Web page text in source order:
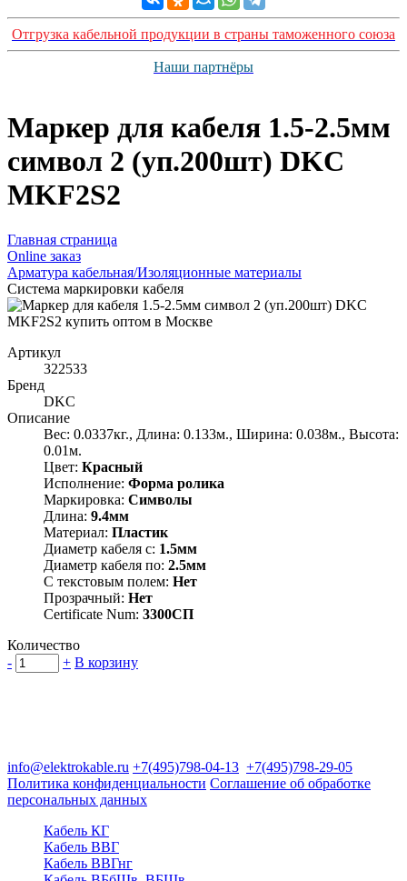
Отгрузка кабельной продукции в страны таможенного союза
Наши партнёры
Маркер для кабеля 1.5-2.5мм
символ 2 (уп.200шт) DKC
MKF2S2
Главная страница
Оnline заказ
Арматура кабельная/Изоляционные материалы
Система маркировки кабеля
Артикул
322533
Бренд
DKC
Описание
Вес: 0.0337кг., Длина: 0.133м., Ширина: 0.038м., Высота:
0.01м.
Цвет: Красный
Исполнение: Форма ролика
Маркировка: Символы
Длина: 9.4мм
Материал: Пластик
Диаметр кабеля с: 1.5мм
Диаметр кабеля по: 2.5мм
С текстовым полем: Нет
Прозрачный: Нет
Certificate Num: 3300СП
Количество
-
+ В корзину
info@elektrokable.ru +7(495)798-04-13 +7(495)798-29-05
Политика конфиденциальности Соглашение об обработке
персональных данных
Кабель КГ
Кабель ВВГ
Кабель ВВГнг